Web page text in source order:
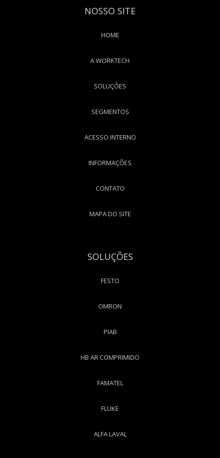
NOSSO SITE
HOME
A WORKTECH
SOLUÇÕES
SEGMENTOS
ACESSO INTERNO
INFORMAÇÕES
CONTATO
MAPA DO SITE
SOLUÇÕES
FESTO
OMRON
PIAB
HB AR COMPRIMIDO
FAMATEL
FLUKE
ALFA LAVAL